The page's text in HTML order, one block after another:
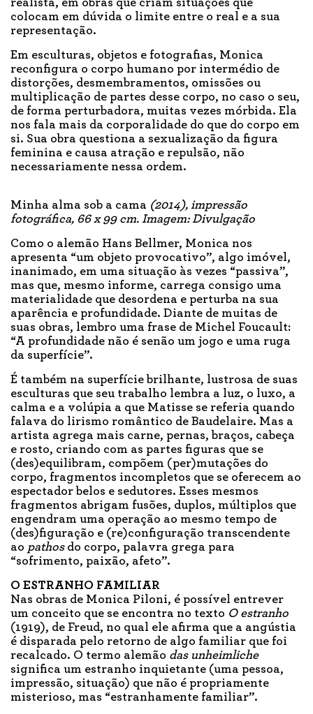
colocam em dúvida o limite entre o real e a sua
representação.
Em esculturas, objetos e fotografias, Monica
reconfigura o corpo humano por intermédio de
distorções, desmembramentos, omissões ou
multiplicação de partes desse corpo, no caso o seu,
de forma perturbadora, muitas vezes mórbida. Ela
nos fala mais da corporalidade do que do corpo em
si. Sua obra questiona a sexualização da figura
feminina e causa atração e repulsão, não
necessariamente nessa ordem.
Minha alma sob a cama (2014), impressão
fotográfica, 66 x 99 cm. Imagem: Divulgação
Como o alemão Hans Bellmer, Monica nos
apresenta “um objeto provocativo”, algo imóvel,
inanimado, em uma situação às vezes “passiva”,
mas que, mesmo informe, carrega consigo uma
materialidade que desordena e perturba na sua
aparência e profundidade. Diante de muitas de
suas obras, lembro uma frase de Michel Foucault:
“A profundidade não é senão um jogo e uma ruga
da superfície”.
É também na superfície brilhante, lustrosa de suas
esculturas que seu trabalho lembra a luz, o luxo, a
calma e a volúpia a que Matisse se referia quando
falava do lirismo romântico de Baudelaire. Mas a
artista agrega mais carne, pernas, braços, cabeça
e rosto, criando com as partes figuras que se
(des)equilibram, compõem (per)mutações do
corpo, fragmentos incompletos que se oferecem ao
espectador belos e sedutores. Esses mesmos
fragmentos abrigam fusões, duplos, múltiplos que
engendram uma operação ao mesmo tempo de
(des)figuração e (re)configuração transcendente
ao pathosdo corpo, palavra grega para
“sofrimento, paixão, afeto”.
O ESTRANHO FAMILIAR
Nas obras de Monica Piloni, é possível entrever
um conceito que se encontra no texto O estranho
(1919), de Freud, no qual ele afirma que a angústia
é disparada pelo retorno de algo familiar que foi
recalcado. O termo alemão das unheimliche
significa um estranho inquietante (uma pessoa,
impressão, situação) que não é propriamente
misterioso, mas “estranhamente familiar”.